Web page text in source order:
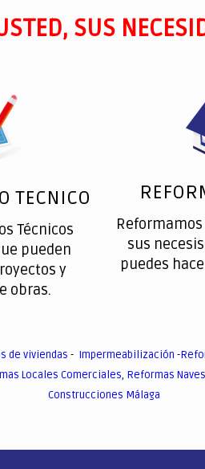
SUS
TECNICO
Técnicos
pueden
y
obras.
sus
puedes
de viviendas - Impermeabilización -
Locales Comerciales, Reformas
Construcciones Málaga